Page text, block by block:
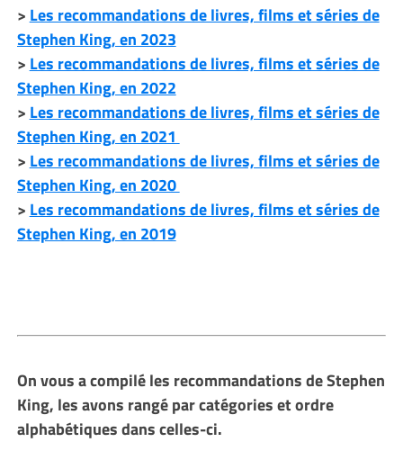
> Les recommandations de livres, films et séries de
Stephen King, en 2023
> Les recommandations de livres, films et séries de
Stephen King, en 2022
> Les recommandations de livres, films et séries de
Stephen King, en 2021
> Les recommandations de livres, films et séries de
Stephen King, en 2020
> Les recommandations de livres, films et séries de
Stephen King, en 2019
On vous a compilé les recommandations de Stephen
King, les avons rangé par catégories et ordre
alphabétiques dans celles-ci.